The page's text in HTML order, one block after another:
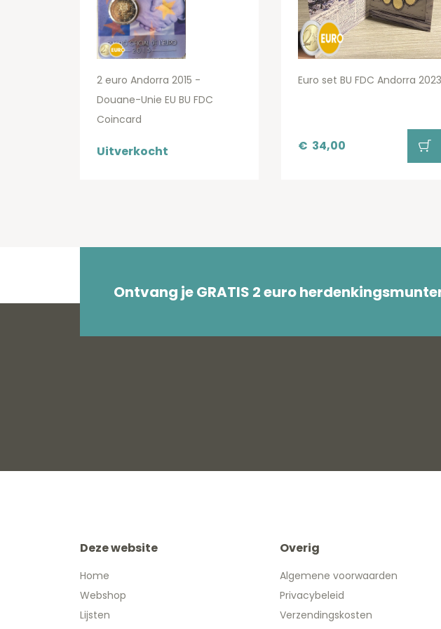
2 euro Andorra 2015 -
Douane-Unie EU BU FDC
Coincard
Uitverkocht
Euro set BU FDC Andorra 2023
€ 34,00
Ontvang je GRATIS 2 euro
Deze website
Home
Webshop
Lijsten
Overig
Algemene voorwaarden
Privacybeleid
Verzendingskosten